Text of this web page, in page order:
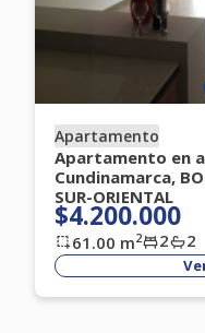
Apartamento
Apartamento en
Cundinamarca,
SUR-ORIENTAL
$4.200.000
61.00 m2 2 2